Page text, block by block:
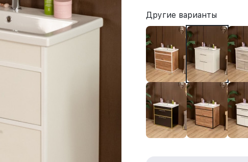
Другие варианты